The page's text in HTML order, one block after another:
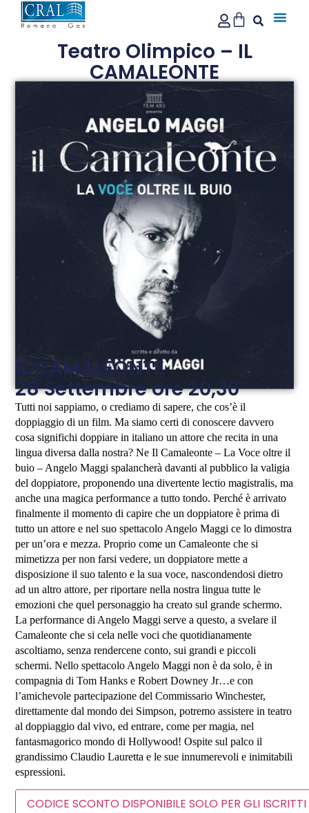
Teatro Olimpico – IL
CAMALEONTE
Settembre 16, 2024
IL CAMALEONTE
28 Settembre ore 20,30
Tutti noi sappiamo, o crediamo di sapere, che cos’è il
doppiaggio di un film. Ma siamo certi di conoscere davvero
cosa significhi doppiare in italiano un attore che recita in una
lingua diversa dalla nostra? Ne Il Camaleonte – La Voce oltre il
buio – Angelo Maggi spalancherà davanti al pubblico la valigia
del doppiatore, proponendo una divertente lectio magistralis, ma
anche una magica performance a tutto tondo. Perché è arrivato
finalmente il momento di capire che un doppiatore è prima di
tutto un attore e nel suo spettacolo Angelo Maggi ce lo dimostra
per un’ora e mezza. Proprio come un Camaleonte che si
mimetizza per non farsi vedere, un doppiatore mette a
disposizione il suo talento e la sua voce, nascondendosi dietro
ad un altro attore, per riportare nella nostra lingua tutte le
emozioni che quel personaggio ha creato sul grande schermo.
La performance di Angelo Maggi serve a questo, a svelare il
Camaleonte che si cela nelle voci che quotidianamente
ascoltiamo, senza rendercene conto, sui grandi e piccoli
schermi. Nello spettacolo Angelo Maggi non è da solo, è in
compagnia di Tom Hanks e Robert Downey Jr…e con
l’amichevole partecipazione del Commissario Winchester,
direttamente dal mondo dei Simpson, potremo assistere in teatro
al doppiaggio dal vivo, ed entrare, come per magia, nel
fantasmagorico mondo di Hollywood! Ospite sul palco il
grandissimo Claudio Lauretta e le sue innumerevoli e inimitabili
espressioni.
CODICE SCONTO DISPONIBILE SOLO PER GLI ISCRITTI